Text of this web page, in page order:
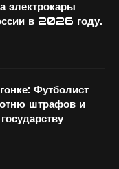
электрокары
в 2026 году.
Футболист
штрафов и